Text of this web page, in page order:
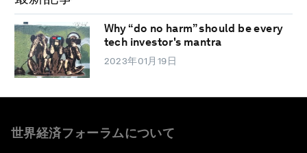
Why “do no harm” should be every
tech investor's mantra
2023年01月19日
世界経済フォーラムについて